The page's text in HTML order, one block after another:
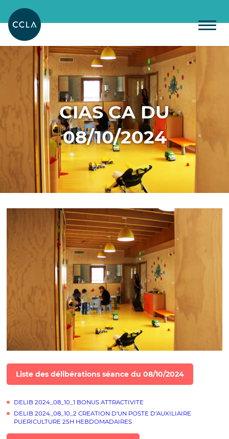
CIAS CA DU
08/10/2024
Liste des délibérations séance du 08/10/2024
DELIB 2024_08_10_1 BONUS ATTRACTIVITE
DELIB 2024_08_10_2 CREATION D’UN POSTE D’AUXILIAIRE
PUERICULTURE 25H HEBDOMADAIRES